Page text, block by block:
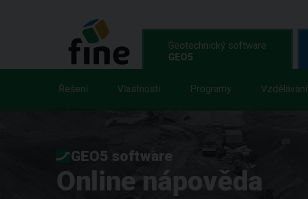
Geotechnický software
GEO5
Řešení Vlastnosti Programy Vzdělávání
GEO5 software
Online nápověda